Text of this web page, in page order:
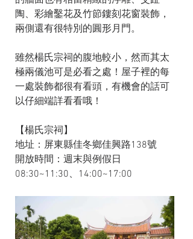
陶、彩繪鑿花及竹節鏤刻花窗裝飾，
兩側還有很特別的圓形月門。
雖然楊氏宗祠的腹地較小，然而其太
極兩儀池可是必看之處！屋子裡的每
一處裝飾都很有看頭，有機會的話可
以仔細端詳看看哦！
【楊氏宗祠】
地址：屏東縣佳冬鄉佳興路138號
開放時間：週末與例假日
08:30~11:30、14:00~17:00